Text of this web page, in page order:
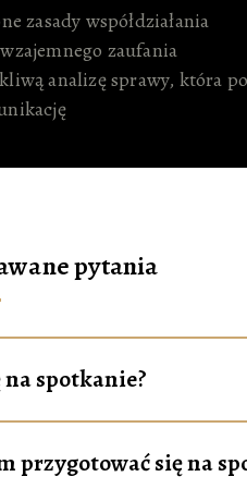
zasady współdziałania
zaufania
analizę sprawy, która
pytania
spotkanie?
przygotować się na